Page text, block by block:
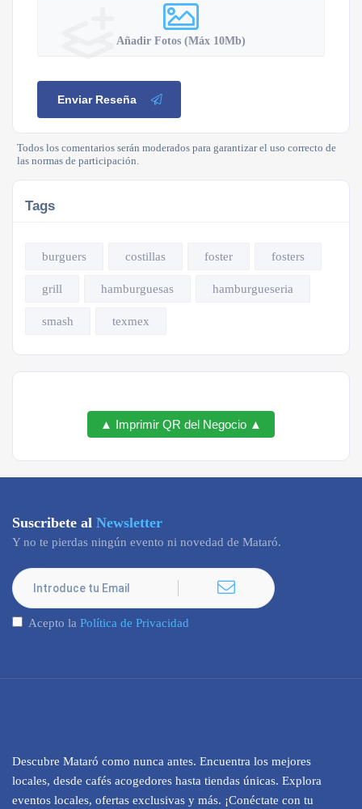
Añadir Fotos (Máx 10Mb)
Enviar Reseña
Todos los comentarios serán moderados para garantizar el uso correcto de
las normas de participación.
Tags
burguers costillas foster fosters
grill hamburguesas hamburgueseria
smash texmex
▲ Imprimir QR del Negocio ▲
Suscribete al Newsletter
Y no te pierdas ningún evento ni novedad de Mataró.
Acepto la Política de Privacidad
Descubre Mataró como nunca antes. Encuentra los mejores
locales, desde cafés acogedores hasta tiendas únicas. Explora
eventos locales, ofertas exclusivas y más. ¡Conéctate con tu